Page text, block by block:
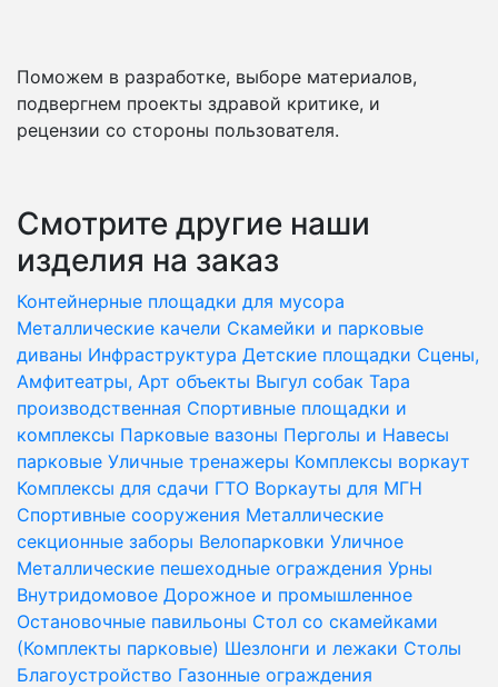
Поможем в разработке, выборе материалов,
подвергнем проекты здравой критике, и
рецензии со стороны пользователя.
Смотрите другие наши
изделия на заказ
Контейнерные площадки для мусора
Металлические качели Скамейки и парковые
диваны Инфраструктура Детские площадки Сцены,
Амфитеатры, Арт объекты Выгул собак Тара
производственная Спортивные площадки и
комплексы Парковые вазоны Перголы и Навесы
парковые Уличные тренажеры Комплексы воркаут
Комплексы для сдачи ГТО Воркауты для МГН
Спортивные сооружения Металлические
секционные заборы Велопарковки Уличное
Металлические пешеходные ограждения Урны
Внутридомовое Дорожное и промышленное
Остановочные павильоны Стол со скамейками
(Комплекты парковые) Шезлонги и лежаки Столы
Благоустройство Газонные ограждения